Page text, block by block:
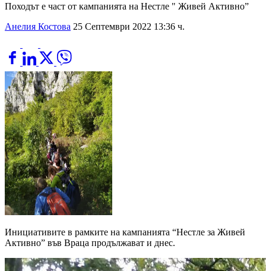
Походът е част от кампанията на Нестле " Живей Активно”
Анелия Костова 25 Септември 2022 13:36 ч.
Инициативите в рамките на кампанията “Нестле за Живей
Активно” във Враца продължават и днес.